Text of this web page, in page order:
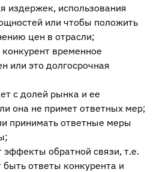
издержек, использования
или чтобы положить
цен в отрасли;
конкурент временное
или это долгосрочная
с долей рынка и ее
она не примет ответных мер;
принимать ответные меры
эффекты обратной связи, т.е.
быть ответы конкурента и